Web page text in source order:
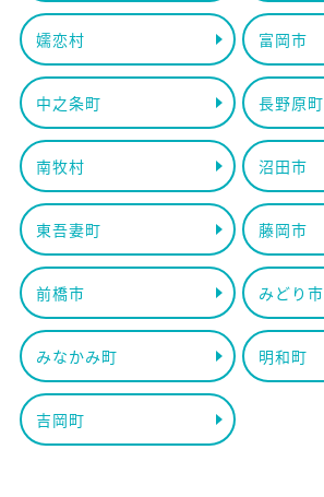
嬬恋村 富岡市
中之条町 長野原町
南牧村 沼田市
東吾妻町 藤岡市
前橋市 みどり市
みなかみ町 明和町
吉岡町